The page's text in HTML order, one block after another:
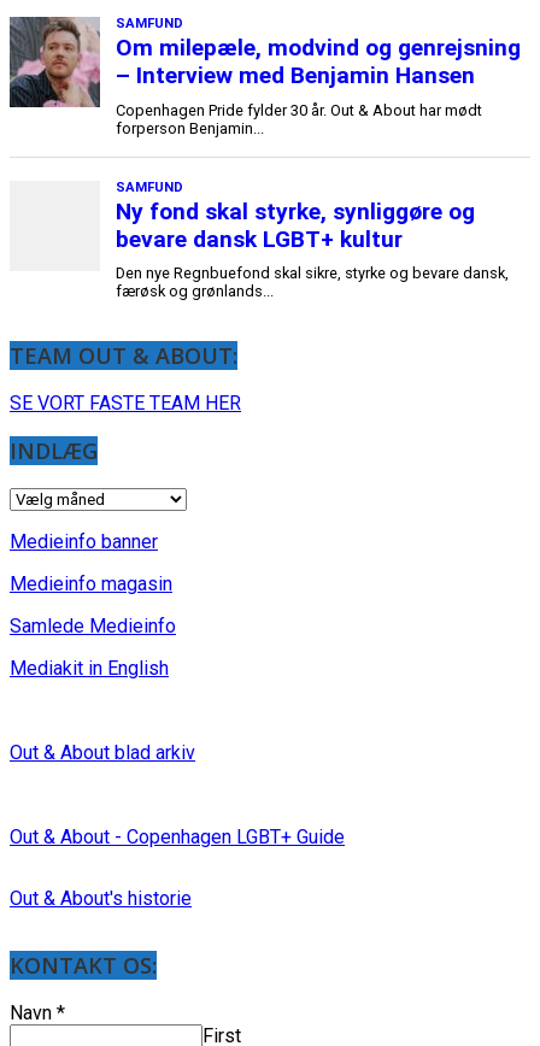
TEAM OUT & ABOUT:
SE VORT FASTE TEAM HER
INDLÆG
INDLÆG
Medieinfo banner
Medieinfo magasin
Samlede Medieinfo
Mediakit in English
Out & About blad arkiv
Out & About - Copenhagen LGBT+ Guide
Out & About's historie
KONTAKT OS:
Navn *
First